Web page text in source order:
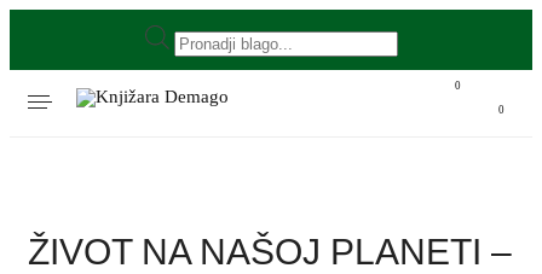
0
0
ŽIVOT NA NAŠOJ PLANETI –